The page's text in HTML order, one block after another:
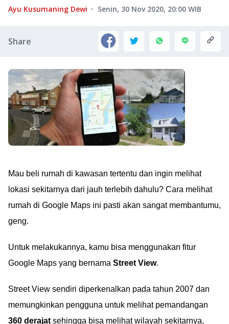
Ayu Kusumaning Dewi Senin, 30 Nov 2020, 20:00 WIB
Share
Mau beli rumah di kawasan tertentu dan ingin melihat
lokasi sekitarnya dari jauh terlebih dahulu? Cara melihat
rumah di Google Maps ini pasti akan sangat membantumu,
geng.
Untuk melakukannya, kamu bisa menggunakan fitur
Google Maps yang bernama Street View.
Street View sendiri diperkenalkan pada tahun 2007 dan
memungkinkan pengguna untuk melihat pemandangan
360 derajat sehingga bisa melihat wilayah sekitarnya,